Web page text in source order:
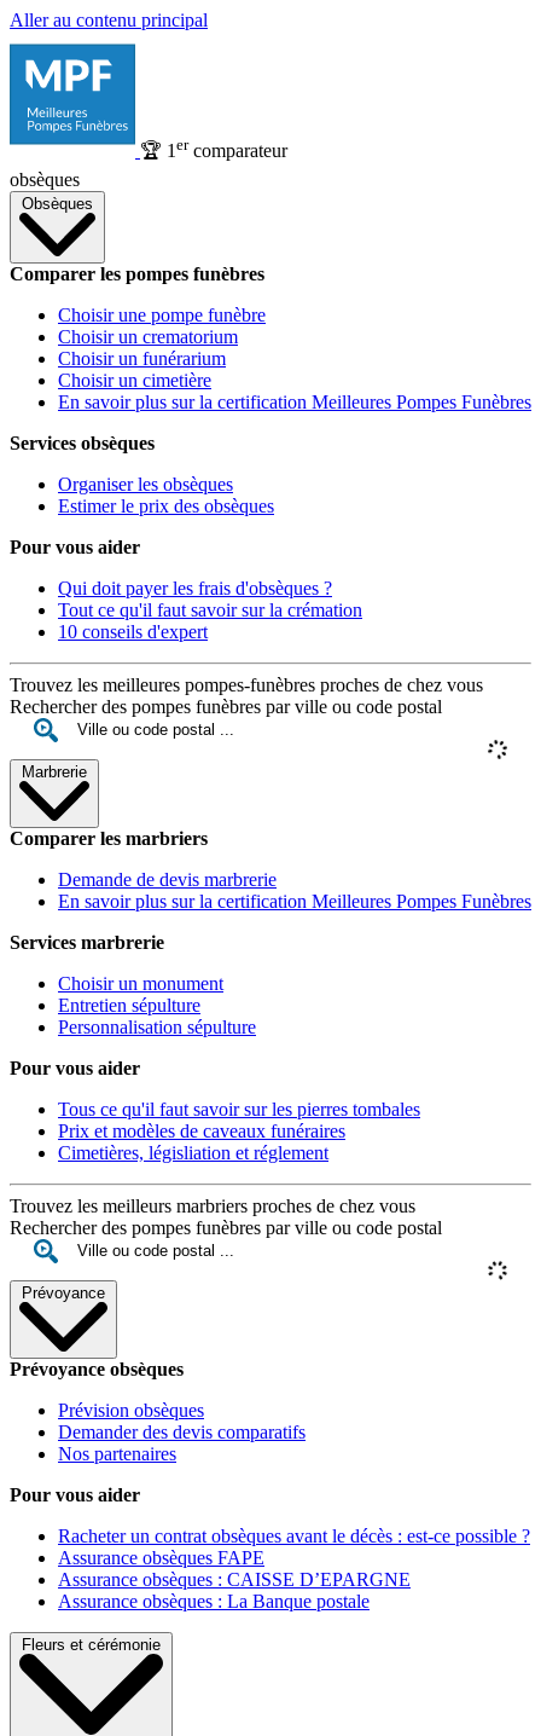
Aller au contenu principal
🏆 1 ercomparateur
obsèques
Obsèques
Comparer les pompes funèbres
Choisir une pompe funèbre
Choisir un crematorium
Choisir un funérarium
Choisir un cimetière
En savoir plus sur la certification Meilleures Pompes Funèbres
Services obsèques
Organiser les obsèques
Estimer le prix des obsèques
Pour vous aider
Qui doit payer les frais d'obsèques ?
Tout ce qu'il faut savoir sur la crémation
10 conseils d'expert
Trouvez les meilleures pompes-funèbres proches de chez vous
Rechercher des pompes funèbres par ville ou code postal
Marbrerie
Comparer les marbriers
Demande de devis marbrerie
En savoir plus sur la certification Meilleures Pompes Funèbres
Services marbrerie
Choisir un monument
Entretien sépulture
Personnalisation sépulture
Pour vous aider
Tous ce qu'il faut savoir sur les pierres tombales
Prix et modèles de caveaux funéraires
Cimetières, législiation et réglement
Trouvez les meilleurs marbriers proches de chez vous
Rechercher des pompes funèbres par ville ou code postal
Prévoyance
Prévoyance obsèques
Prévision obsèques
Demander des devis comparatifs
Nos partenaires
Pour vous aider
Racheter un contrat obsèques avant le décès : est-ce possible ?
Assurance obsèques FAPE
Assurance obsèques : CAISSE D’EPARGNE
Assurance obsèques : La Banque postale
Fleurs et cérémonie